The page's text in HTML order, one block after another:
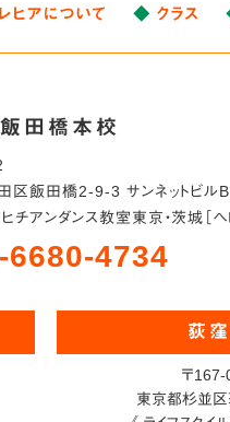
ヒアについて クラス
田橋本校
区飯田橋2-9-3 サンネットビル
ヒチアンダンス教室東京・茨城［ヘ
6680-4734
荻
〒167-
東京都杉並